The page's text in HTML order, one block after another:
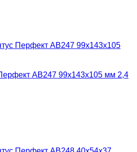
AB247 99х143х105 мм 2,4